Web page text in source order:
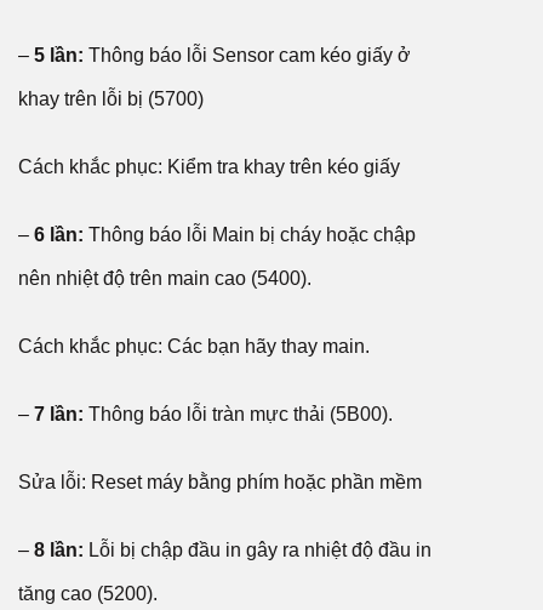
– 5 lần: Thông báo lỗi Sensor cam kéo giấy ở
khay trên lỗi bị (5700)
Cách khắc phục: Kiểm tra khay trên kéo giấy
– 6 lần: Thông báo lỗi Main bị cháy hoặc chập
nên nhiệt độ trên main cao (5400).
Cách khắc phục: Các bạn hãy thay main.
– 7 lần: Thông báo lỗi tràn mực thải (5B00).
Sửa lỗi: Reset máy bằng phím hoặc phần mềm
– 8 lần: Lỗi bị chập đầu in gây ra nhiệt độ đầu in
tăng cao (5200).